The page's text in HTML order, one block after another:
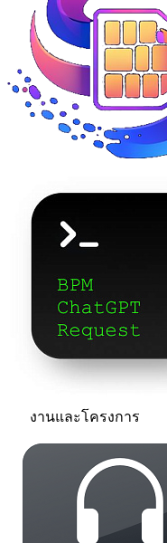
งานและโครงการ